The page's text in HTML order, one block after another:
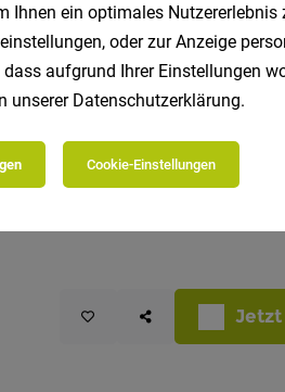
Jetzt
Ihnen ein optimales
oder zur Anzeige
aufgrund Ihrer Einstellungen
unserer Datenschutzerklärung.
Cookie-Einstellungen